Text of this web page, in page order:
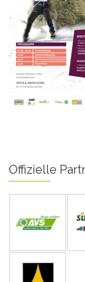
Offizielle